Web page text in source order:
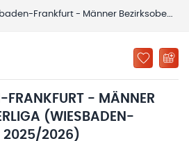
Frankfurt - Männer Bezirksoberliga (Wiesbaden-Frankfurt 2025/2026)
FRANKFURT - MÄNNER
(WIESBADEN-
2025/2026)